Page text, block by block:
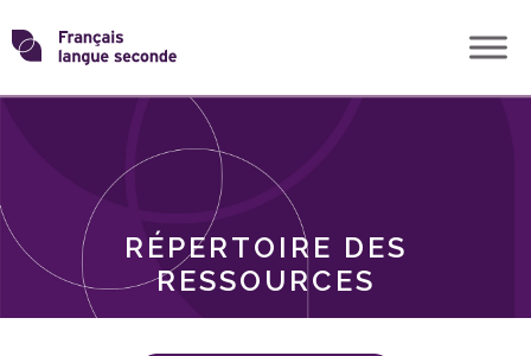
Skip
toTransformons
langue
RÉPERTOIRE DES
RESSOURCES
THÈMES